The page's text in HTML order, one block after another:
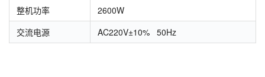
整机功率
2600W
交流电源
AC220V±10% 50Hz